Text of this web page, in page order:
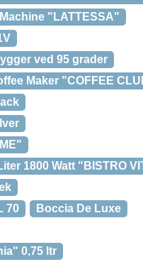
"LATTESSA"
ved 95 grader
Maker "COFFEE
1800 Watt "BISTRO
70
Boccia De Luxe
0,75 ltr